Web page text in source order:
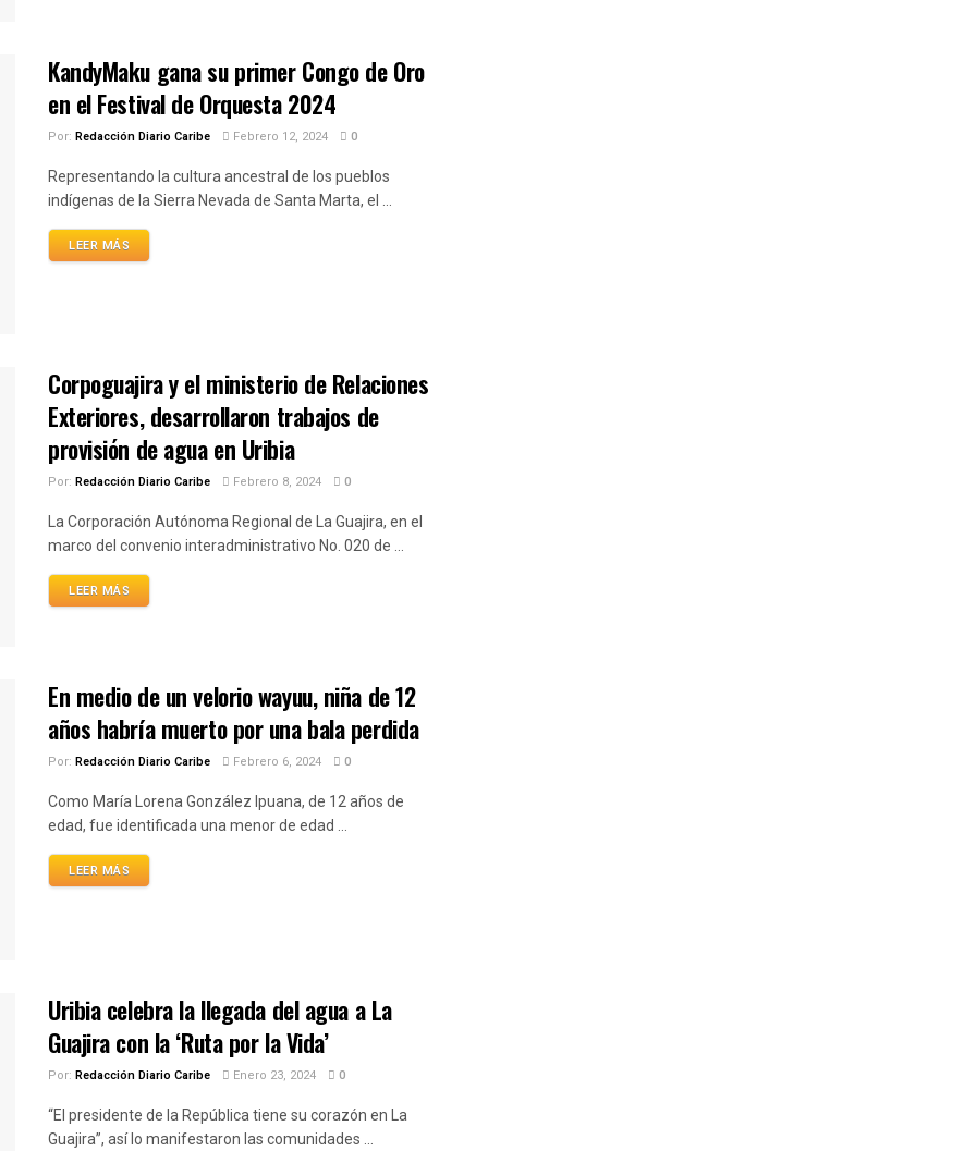
KandyMaku gana su primer Congo de Oro
en el Festival de Orquesta 2024
Por: Redacción Diario Caribe Febrero 12, 2024 0
Representando la cultura ancestral de los pueblos
indígenas de la Sierra Nevada de Santa Marta, el ...
LEER MÁS
Corpoguajira y el ministerio de Relaciones
Exteriores, desarrollaron trabajos de
provisión de agua en Uribia
Por: Redacción Diario Caribe Febrero 8, 2024 0
La Corporación Autónoma Regional de La Guajira, en el
marco del convenio interadministrativo No. 020 de ...
LEER MÁS
En medio de un velorio wayuu, niña de 12
años habría muerto por una bala perdida
Por: Redacción Diario Caribe Febrero 6, 2024 0
Como María Lorena González Ipuana, de 12 años de
edad, fue identificada una menor de edad ...
LEER MÁS
Uribia celebra la llegada del agua a La
Guajira con la ‘Ruta por la Vida’
Por: Redacción Diario Caribe Enero 23, 2024 0
“El presidente de la República tiene su corazón en La
Guajira”, así lo manifestaron las comunidades ...